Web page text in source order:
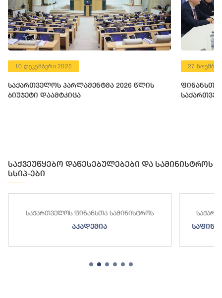
10 დეკემბერი 2025
საქართველოს პარლამენტმა 2026 წლის
ბიუჯეტი დაამტკიცა
27
ფინანსთა
საქვეუწყებო დაწესებულებები და სამინისტროს
სსიპ-ები
საქართველოს ფინანსთა სამინისტროს
საფინანსო-ანალიტიკური სამსახური